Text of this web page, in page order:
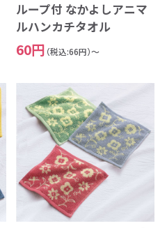
ループ付 なかよしアニマ
ルハンカチタオル
60円 （税込:66円）～